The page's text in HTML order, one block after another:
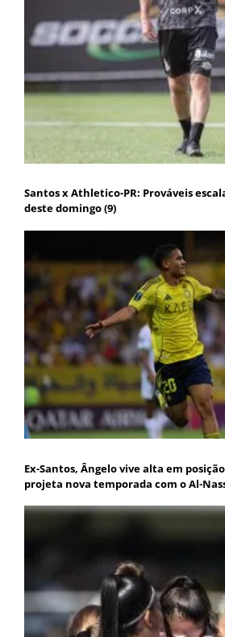
Santos x Athletico-PR: Prováveis
deste domingo (9)
Ex-Santos, Ângelo vive alta em
projeta nova temporada com o Al-